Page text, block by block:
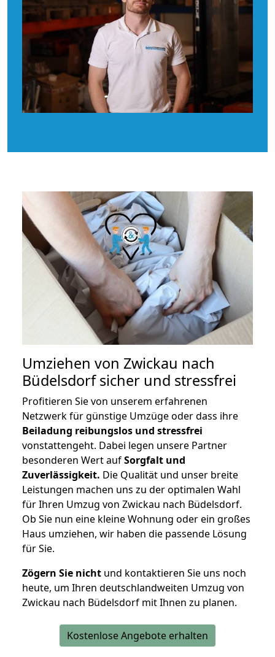
Umziehen von Zwickau nach
Büdelsdorfsicher und stressfrei
Profitieren Sie von unserem erfahrenen
Netzwerk für günstige Umzüge oder dass ihre
Beiladung reibungslos und stressfrei
vonstattengeht. Dabei legen unsere Partner
besonderen Wert aufSorgfalt und
Zuverlässigkeit. Die Qualität und unser breite
Leistungen machen uns zu der optimalen Wahl
für Ihren Umzug von Zwickau nach Büdelsdorf.
Ob Sie nun eine kleine Wohnung oder ein großes
Haus umziehen, wir haben die passende Lösung
für Sie.
Zögern Sie nicht und kontaktieren Sie uns noch
heute, um Ihren deutschlandweiten Umzug von
Zwickau nach Büdelsdorf mit Ihnen zu planen.
Kostenlose Angebote erhalten